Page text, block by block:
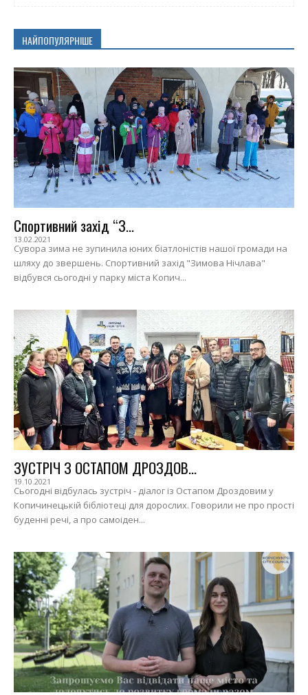
НАЙПОПУЛЯРНІШЕ
Спортивний захід “З...
13.02.2021
Сувора зима не зупинила юних біатлоністів нашої громади на
шляху до звершень. Спортивний захід "Зимова Нічлава"
відбувся сьогодні у парку міста Копич...
ЗУСТРІЧ З ОСТАПОМ ДРОЗДОВ...
19.10.2021
Сьогодні відбулась зустріч - діалог із Остапом Дроздовим у
Копичинецькій бібліотеці для дорослих. Говорили не про прості
буденні речі, а про самоіден...